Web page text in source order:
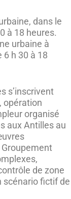
dans le
à 18 heures.
urbaine à
6 h 30 à 18
s’inscrivent
opération
organisé
aux Antilles au
de zone
scénario fictif de